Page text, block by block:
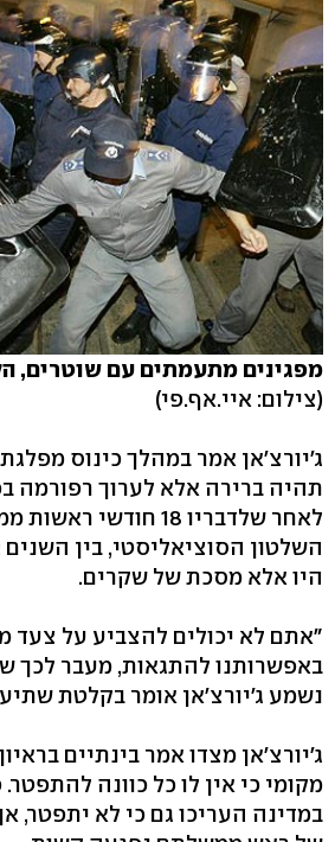
מפגינים מתעמתים עם שוטרים,
(צילום: איי.אף.פי)
ג'יורצ'אן אמר במהלך כינוס
תהיה ברירה אלא לערוך רפורמה
לאחר שלדבריו 18
היו אלא מסכת של שקרים.
"אתם לא יכולים להצביע על צעד
באפשרותנו להתגאות, מעבר לכך
נשמע ג'יורצ'אן אומר בקלטת
ג'יורצ'אן מצדו אמר בינתיים
מקומי כי אין לו כל כוונה
במדינה העריכו גם כי לא יתפטר,